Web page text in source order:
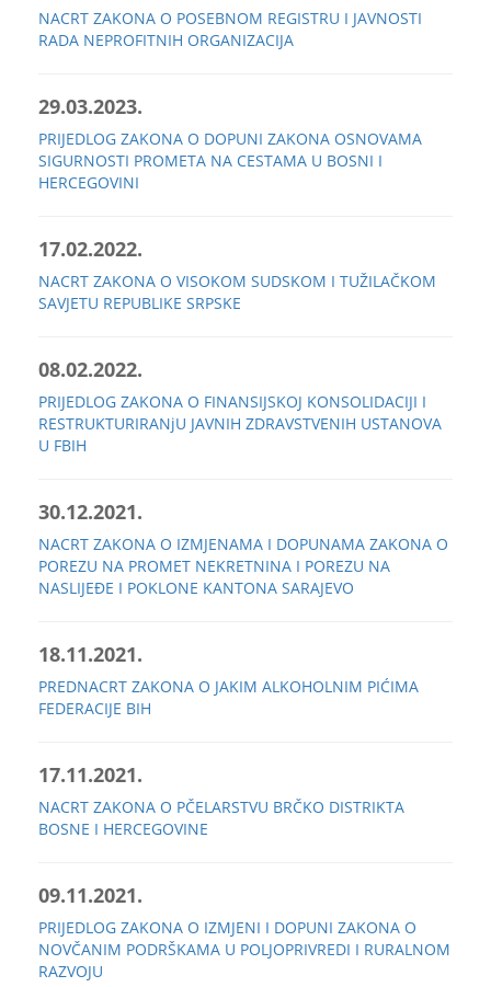
NACRT ZAKONA O POSEBNOM REGISTRU I JAVNOSTI
RADA NEPROFITNIH ORGANIZACIJA
29.03.2023.
PRIJEDLOG ZAKONA O DOPUNI ZAKONA OSNOVAMA
SIGURNOSTI PROMETA NA CESTAMA U BOSNI I
HERCEGOVINI
17.02.2022.
NACRT ZAKONA O VISOKOM SUDSKOM I TUŽILAČKOM
SAVJETU REPUBLIKE SRPSKE
08.02.2022.
PRIJEDLOG ZAKONA O FINANSIJSKOJ KONSOLIDACIJI I
RESTRUKTURIRANjU JAVNIH ZDRAVSTVENIH USTANOVA
U FBIH
30.12.2021.
NACRT ZAKONA O IZMJENAMA I DOPUNAMA ZAKONA O
POREZU NA PROMET NEKRETNINA I POREZU NA
NASLIJEĐE I POKLONE KANTONA SARAJEVO
18.11.2021.
PREDNACRT ZAKONA O JAKIM ALKOHOLNIM PIĆIMA
FEDERACIJE BIH
17.11.2021.
NACRT ZAKONA O PČELARSTVU BRČKO DISTRIKTA
BOSNE I HERCEGOVINE
09.11.2021.
PRIJEDLOG ZAKONA O IZMJENI I DOPUNI ZAKONA O
NOVČANIM PODRŠKAMA U POLJOPRIVREDI I RURALNOM
RAZVOJU